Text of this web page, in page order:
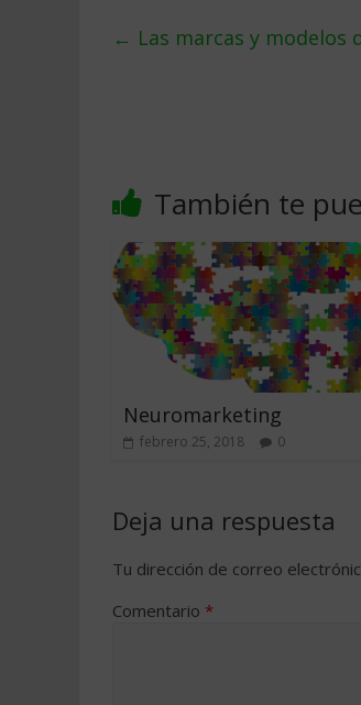
← Las marcas y modelos
También te
Neuromarketing
febrero 25, 2018 0
Deja una respuesta
Tu dirección de correo
Comentario *